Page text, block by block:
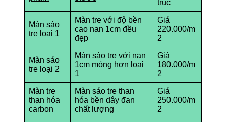
trúc
Màn sáo
tre loại 1
Màn tre với độ bền
cao nan 1cm đều
đẹp
Giá
220.000/m
2
Màn sáo
tre loại 2
Màn sáo tre với nan
1cm mỏng hơn loại
1
Giá
180.000/m
2
Màn tre
than hóa
carbon
Màn sáo tre than
hóa bền dây đan
chất lượng
Giá
250.000/m
2